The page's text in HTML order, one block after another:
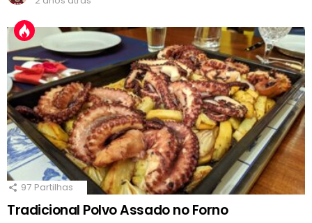
97 Partilhas
Tradicional Polvo Assado no Forno